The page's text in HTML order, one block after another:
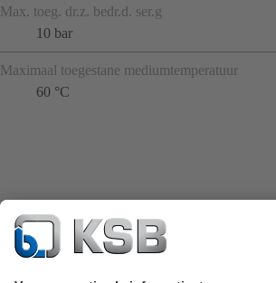
Max. toeg. dr.z. bedr.d. ser.g
10 bar
Maximaal toegestane mediumtemperatuur
60 °C